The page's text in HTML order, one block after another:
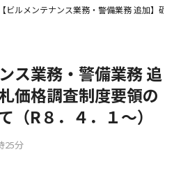
【ビルメンテナンス業務・警備業務 追加】
ス業務・警備業務 追
価格調査制度要領の
（R８．４．１～）
25分